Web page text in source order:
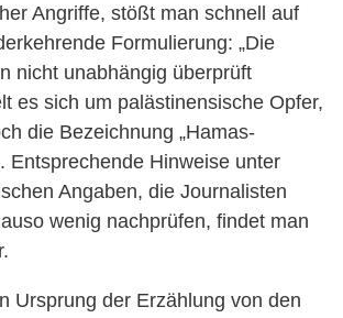
Angriffe, stößt man schnell auf
Formulierung: „Die
nicht unabhängig überprüft
es sich um palästinensische Opfer,
die Bezeichnung „Hamas-
Entsprechende Hinweise unter
Angaben, die Journalisten
wenig nachprüfen, findet man
Ursprung der Erzählung von den